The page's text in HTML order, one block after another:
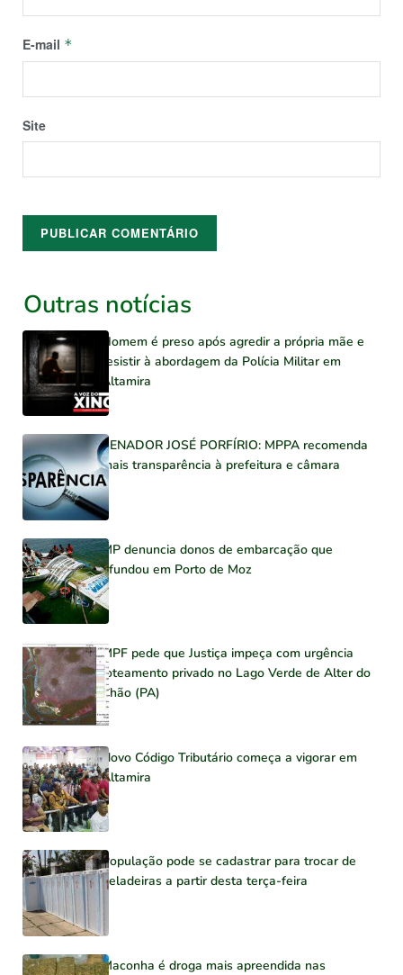
E-mail *
Site
Outras notícias
Homem é preso após agredir a própria mãe e
resistir à abordagem da Polícia Militar em
Altamira
SENADOR JOSÉ PORFÍRIO: MPPA recomenda
mais transparência à prefeitura e câmara
MP denuncia donos de embarcação que
afundou em Porto de Moz
MPF pede que Justiça impeça com urgência
loteamento privado no Lago Verde de Alter do
Chão (PA)
Novo Código Tributário começa a vigorar em
Altamira
População pode se cadastrar para trocar de
geladeiras a partir desta terça-feira
Maconha é droga mais apreendida nas